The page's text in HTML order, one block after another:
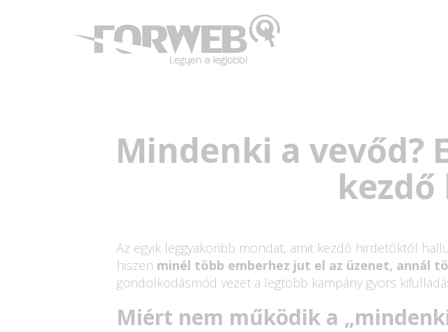
Mindenki a vevőd?
Az egyik leggyakoribb mondat, amit kezdő hirdetőktől
hiszen minél több emberhez jut el az üzenet, annál
gondolkodásmód vezet a legtöbb kampány gyors
Miért nem működik a